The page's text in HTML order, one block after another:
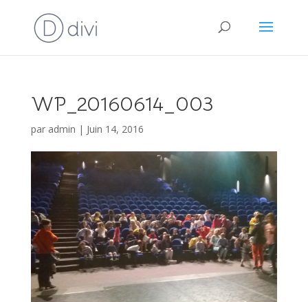
WP_20160614_003
par admin | Juin 14, 2016